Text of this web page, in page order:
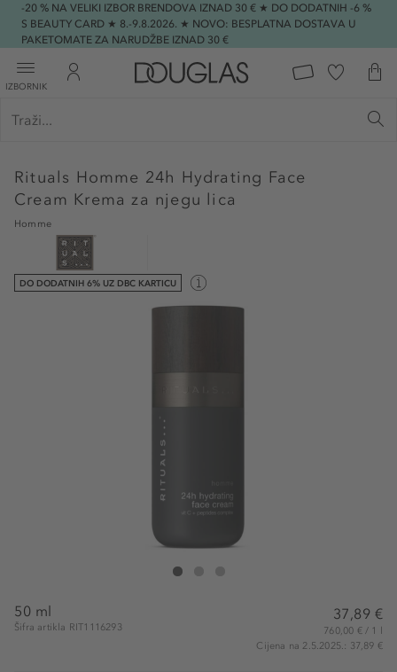
-20 % NA VELIKI IZBOR BRENDOVA IZNAD 30 € ★ DO DODATNIH -6 %
S BEAUTY CARD ★ 8.-9.8.2026. ★ NOVO: BESPLATNA DOSTAVA U
PAKETOMATE ZA NARUDŽBE IZNAD 30 €
IZBORNIK
Rituals Homme 24h Hydrating Face
Cream Krema za njegu lica
Homme
DO DODATNIH 6% UZ DBC KARTICU
Rituals Homme 24h Hydrating Face Cream
50 ml
Šifra artikla RIT1116293
37,89 €
760,00 € / 1 l
Cijena na 2.5.2025.: 37,89 €